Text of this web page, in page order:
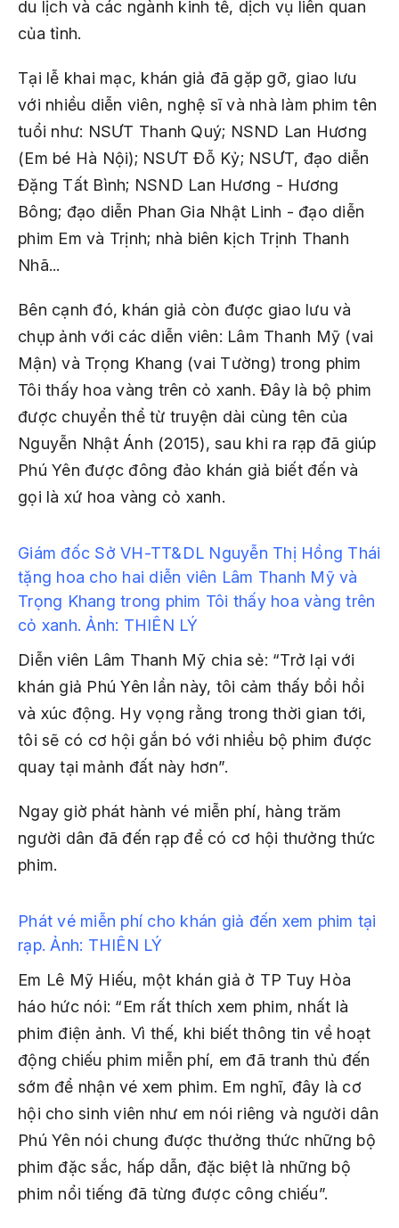
du lịch và các ngành kinh tế, dịch vụ liên quan
của tỉnh.
Tại lễ khai mạc, khán giả đã gặp gỡ, giao lưu
với nhiều diễn viên, nghệ sĩ và nhà làm phim tên
tuổi như: NSƯT Thanh Quý; NSND Lan Hương
(Em bé Hà Nội); NSƯT Đỗ Kỷ; NSƯT, đạo diễn
Đặng Tất Bình; NSND Lan Hương - Hương
Bông; đạo diễn Phan Gia Nhật Linh - đạo diễn
phim Em và Trịnh; nhà biên kịch Trịnh Thanh
Nhã...
Bên cạnh đó, khán giả còn được giao lưu và
chụp ảnh với các diễn viên: Lâm Thanh Mỹ (vai
Mận) và Trọng Khang (vai Tường) trong phim
Tôi thấy hoa vàng trên cỏ xanh. Đây là bộ phim
được chuyển thể từ truyện dài cùng tên của
Nguyễn Nhật Ánh (2015), sau khi ra rạp đã giúp
Phú Yên được đông đảo khán giả biết đến và
gọi là xứ hoa vàng cỏ xanh.
Giám đốc Sở VH-TT&DL Nguyễn Thị Hồng Thái
tặng hoa cho hai diễn viên Lâm Thanh Mỹ và
Trọng Khang trong phim Tôi thấy hoa vàng trên
cỏ xanh. Ảnh: THIÊN LÝ
Diễn viên Lâm Thanh Mỹ chia sẻ: “Trở lại với
khán giả Phú Yên lần này, tôi cảm thấy bồi hồi
và xúc động. Hy vọng rằng trong thời gian tới,
tôi sẽ có cơ hội gắn bó với nhiều bộ phim được
quay tại mảnh đất này hơn”.
Ngay giờ phát hành vé miễn phí, hàng trăm
người dân đã đến rạp để có cơ hội thưởng thức
phim.
Phát vé miễn phí cho khán giả đến xem phim tại
rạp. Ảnh: THIÊN LÝ
Em Lê Mỹ Hiếu, một khán giả ở TP Tuy Hòa
háo hức nói: “Em rất thích xem phim, nhất là
phim điện ảnh. Vì thế, khi biết thông tin về hoạt
động chiếu phim miễn phí, em đã tranh thủ đến
sớm để nhận vé xem phim. Em nghĩ, đây là cơ
hội cho sinh viên như em nói riêng và người dân
Phú Yên nói chung được thưởng thức những bộ
phim đặc sắc, hấp dẫn, đặc biệt là những bộ
phim nổi tiếng đã từng được công chiếu”.